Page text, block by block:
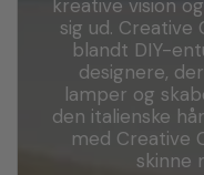
kreative vision
sig ud.
blandt DIY-
designere,
lamper og
den italienske
med Creative
skinne